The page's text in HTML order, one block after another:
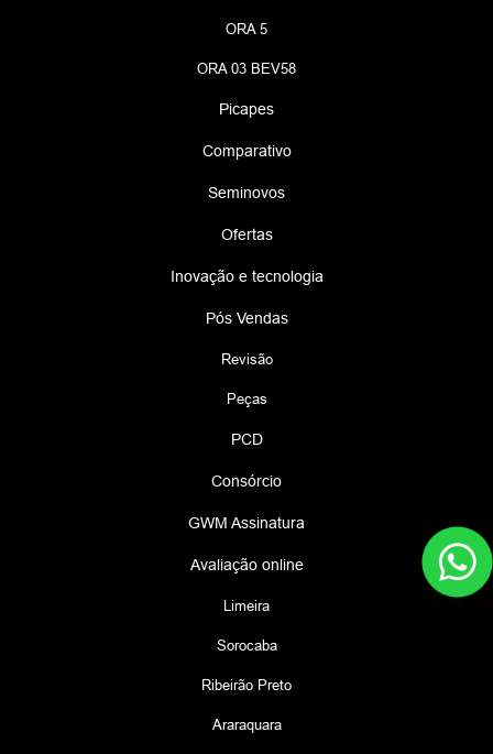
ORA 5
ORA 03 BEV58
Picapes
Comparativo
Seminovos
Ofertas
Inovação e tecnologia
Pós Vendas
Revisão
Peças
PCD
Consórcio
GWM Assinatura
Avaliação online
Limeira
Sorocaba
Ribeirão Preto
Araraquara